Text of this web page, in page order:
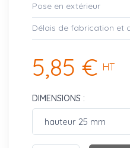
Pose en extérieur
Délais de fabrication et
5,85 € HT
DIMENSIONS :